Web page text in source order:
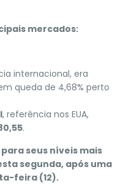
mercados:
internacional, era
queda de 4,68% perto
, referência nos EUA,
.
seus níveis mais
segunda, após uma
feira (12).